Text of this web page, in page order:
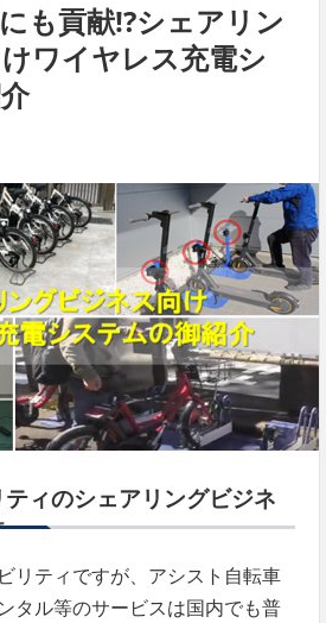
も貢献!?シェアリン
ワイヤレス充電シ
ィのシェアリングビジネ
リティですが、アシスト自転車
タル等のサービスは国内でも普